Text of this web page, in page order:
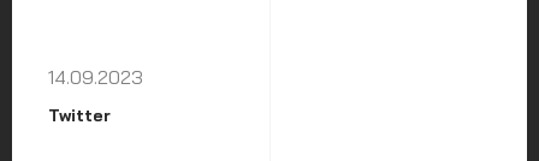
14.09.2023
Twitter